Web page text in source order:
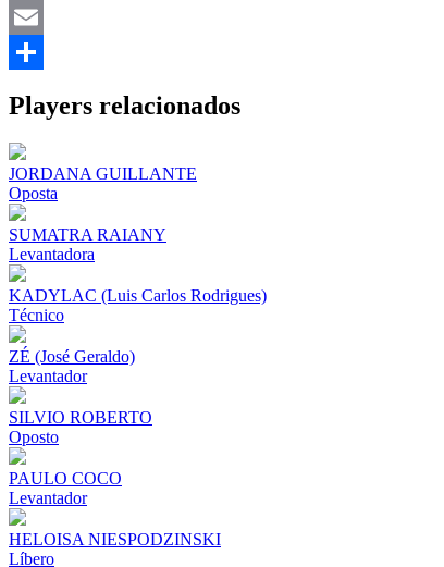
Mastodon
Email
Players relacionados
JORDANA GUILLANTE
Oposta
SUMATRA RAIANY
Levantadora
KADYLAC (Luis Carlos Rodrigues)
Técnico
ZÉ (José Geraldo)
Levantador
SILVIO ROBERTO
Oposto
PAULO COCO
Levantador
HELOISA NIESPODZINSKI
Líbero